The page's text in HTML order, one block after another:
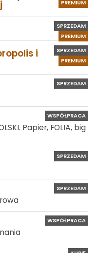
PREMIUM
PREMIUM
SPRZEDAM
PREMIUM
SPRZEDAM
i
SPRZEDAM
WSPÓŁPRACA
Papier, FOLIA, big
SPRZEDAM
SPRZEDAM
WSPÓŁPRACA